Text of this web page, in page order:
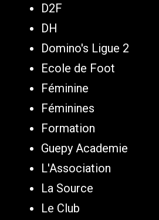
D2F
DH
Domino's Ligue 2
Ecole de Foot
Féminine
Féminines
Formation
Guepy Academie
L'Association
La Source
Le Club